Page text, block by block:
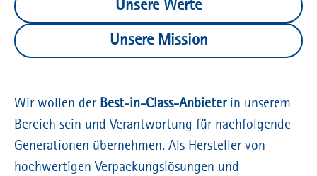
Unsere Werte
Unsere Mission
Wir wollen der Best-in-Class-Anbieterin unserem
Bereich sein und Verantwortung für nachfolgende
Generationen übernehmen. Als Hersteller von
hochwertigen Verpackungslösungen und